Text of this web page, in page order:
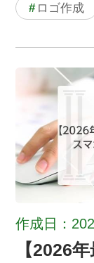
# ロゴ作成
作成日：
【2026